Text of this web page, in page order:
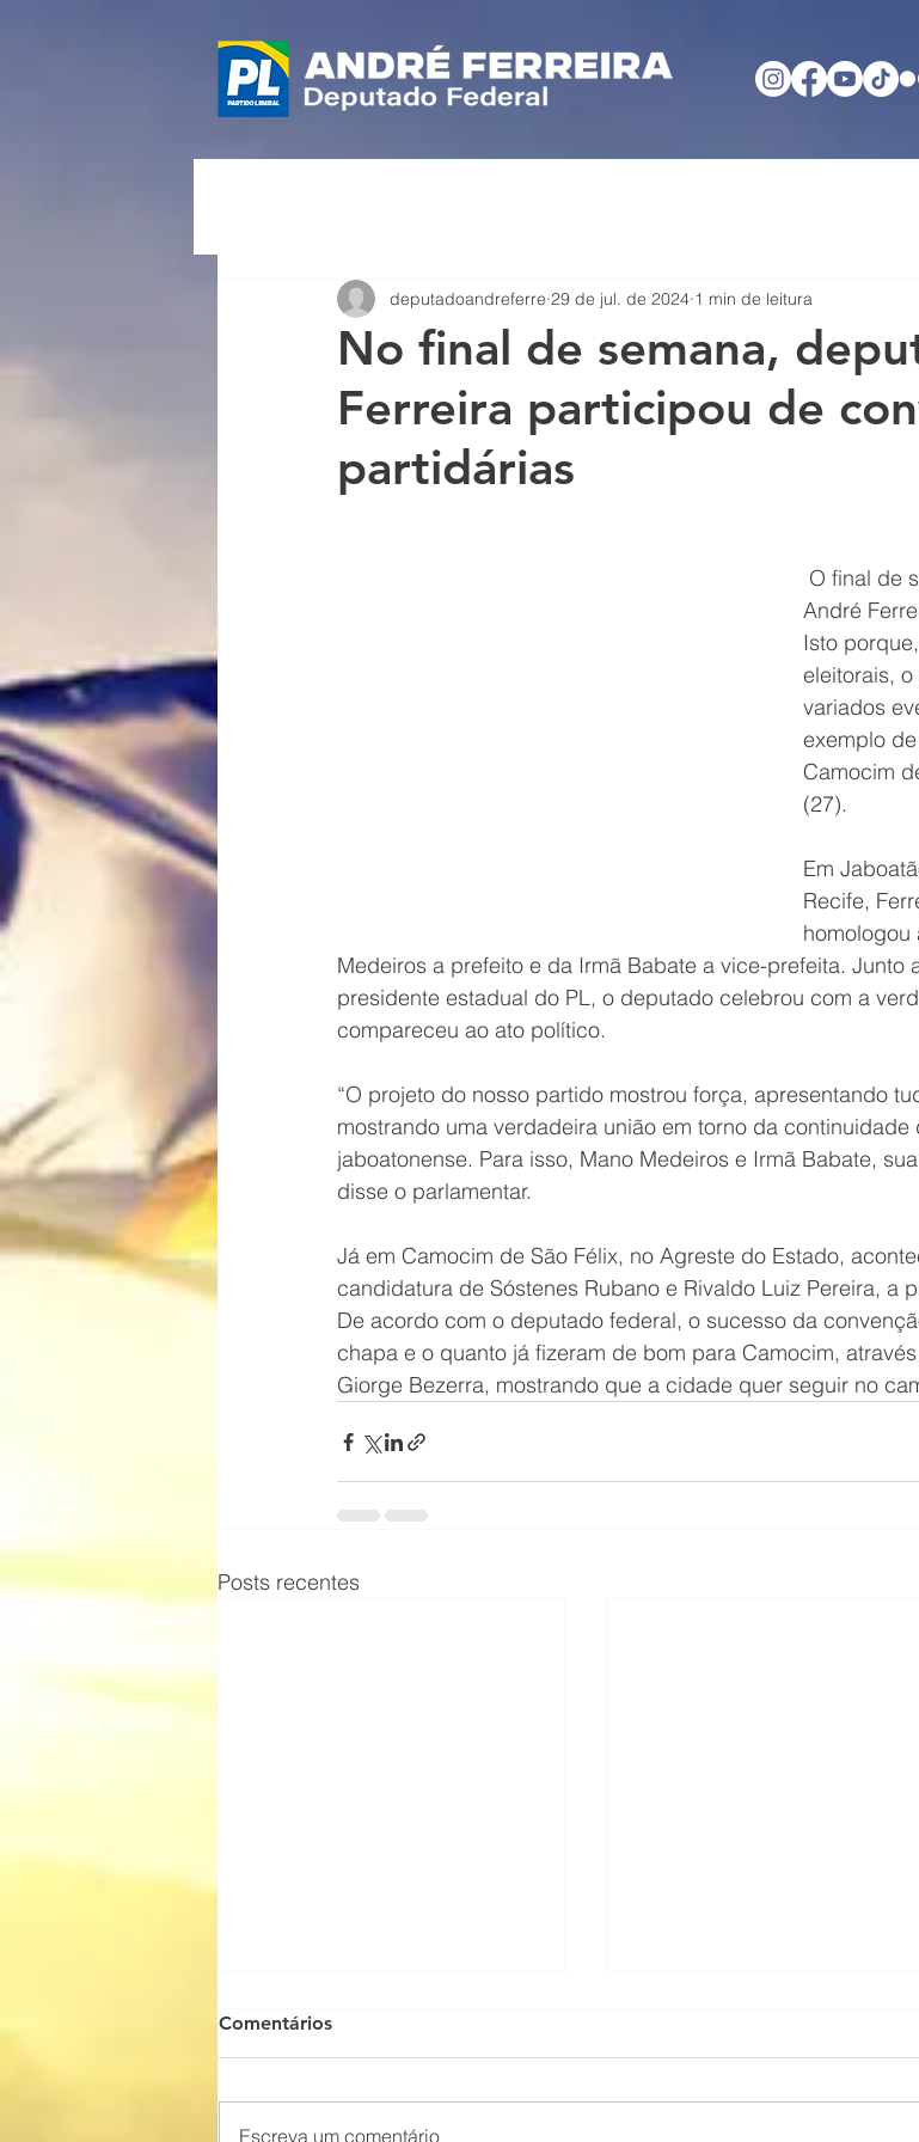
No final de semana,
Ferreira participou de
partidárias
deputadoandreferre 29 de jul. de 2024 1 min de leitura
O final de
André
Isto
eleitorais,
variados
exemplo
Camocim
(27).
Em
Recife,
Medeiros a prefeito e da Irmã Babate a vice-prefeita. Junto
presidente estadual do PL, o deputado celebrou com a
compareceu ao ato político.
“O projeto do nosso partido mostrou força, apresentando
mostrando uma verdadeira união em torno da
jaboatonense. Para isso, Mano Medeiros e Irmã Babate,
disse o parlamentar.
Já em Camocim de São Félix, no Agreste do Estado,
candidatura de Sóstenes Rubano e Rivaldo Luiz Pereira, a
De acordo com o deputado federal, o sucesso da
chapa e o quanto já fizeram de bom para Camocim,
Giorge Bezerra, mostrando que a cidade quer seguir no
Posts recentes
Comentários
Escreva um comentário